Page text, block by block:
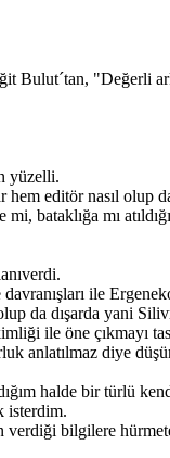
Bulut´tan, "Değerli
yüzelli.
editör nasıl
bataklığa mı
ile
da dışarda yani
ile öne çıkmayı
anlatılmaz diye
halde bir türlü
isterdim.
verdiği bilgilere